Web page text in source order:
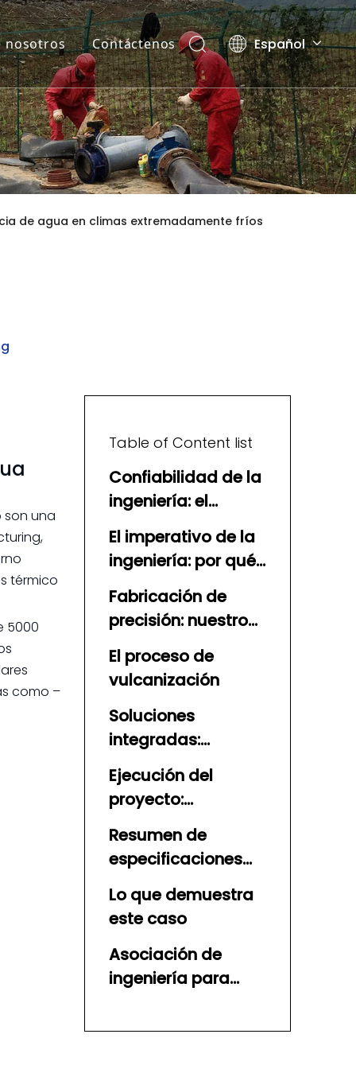
nosotros Contáctenos Español
English
العربية
Pусский
de agua en climas extremadamente fríos
son una
térmico
5000
como –
Table of Content list
Confiabilidad de la
ingeniería: el
desafío de la
transferencia de
agua bajo cero
El imperativo de la
ingeniería: por qué
el caucho NBR
supera al PVC
Fabricación de
precisión: nuestro
enfoque técnico
El proceso de
vulcanización
Soluciones
integradas:
acoplamientos de
bloqueo rápido
estilo alemán
Ejecución del
proyecto:
cumplimiento de
estándares
internacionales
Resumen de
especificaciones
técnicas
Lo que demuestra
este caso
Asociación de
ingeniería para